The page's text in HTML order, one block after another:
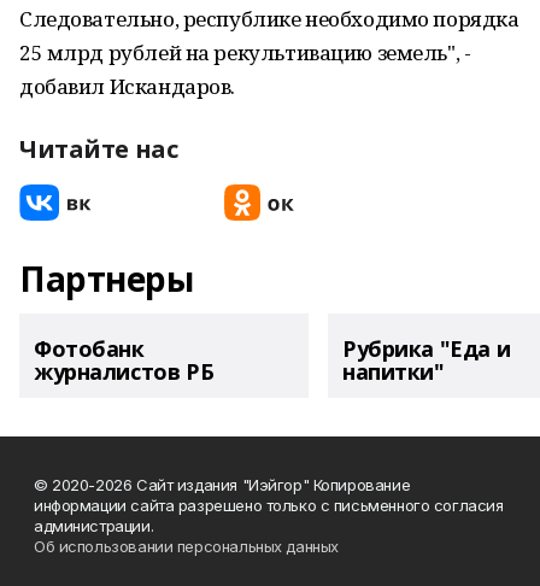
Следовательно, республике необходимо порядка
25 млрд рублей на рекультивацию земель", -
добавил Искандаров.
Читайте нас
Партнеры
Фотобанк
журналистов РБ
Рубрика "Еда и
напитки"
© 2020-2026 Сайт издания "Иэйгор" Копирование
информации сайта разрешено только с письменного согласия
администрации.
Об использовании персональных данных